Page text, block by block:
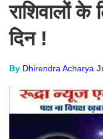
राशिवालों
दिन !
By Dhirendra Acharya